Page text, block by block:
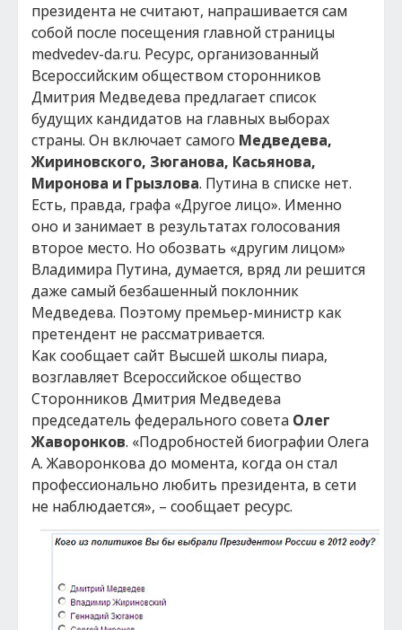
президента не считают, напрашивается сам
собой после посещения главной страницы
medvedev-da.ru. Ресурс, организованный
Всероссийским обществом сторонников
Дмитрия Медведева предлагает список
будущих кандидатов на главных выборах
страны. Он включает самого Медведева,
Жириновского, Зюганова, Касьянова,
Миронова и Грызлова. Путина в списке нет.
Есть, правда, графа «Другое лицо». Именно
оно и занимает в результатах голосования
второе место. Но обозвать «другим лицом»
Владимира Путина, думается, вряд ли решится
даже самый безбашенный поклонник
Медведева. Поэтому премьер-министр как
претендент не рассматривается.
Как сообщает сайт Высшей школы пиара,
возглавляет Всероссийское общество
Сторонников Дмитрия Медведева
председатель федерального совета Олег
Жаворонков. «Подробностей биографии Олега
А. Жаворонкова до момента, когда он стал
профессионально любить президента, в сети
не наблюдается», – сообщает ресурс.